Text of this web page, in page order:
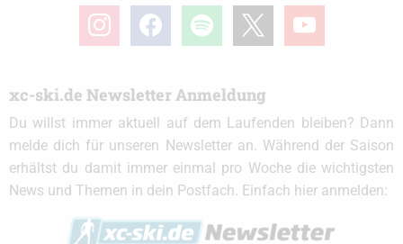
instagramfacebook spotify youtube
xc-ski.de Newsletter Anmeldung
Du willst immer aktuell auf dem Laufenden bleiben? Dann
melde dich für unseren Newsletter an. Während der Saison
erhältst du damit immer einmal pro Woche die wichtigsten
News und Themen in dein Postfach. Einfach hier anmelden: